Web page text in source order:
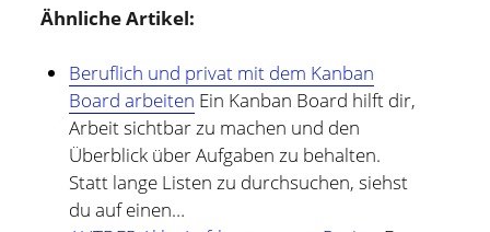
Ähnliche Artikel:
Beruflich und privat mit dem Kanban
Board arbeiten Ein Kanban Board hilft dir,
Arbeit sichtbar zu machen und den
Überblick über Aufgaben zu behalten.
Statt lange Listen zu durchsuchen, siehst
du auf einen…